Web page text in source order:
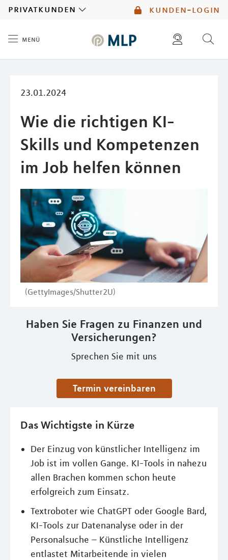
kunden-login
privatkunden
menü
23.01.2024
Wie die richtigen KI-
Skills und Kompetenzen
im Job helfen können
(GettyImages/Shutter2U)
Haben Sie Fragen zu Finanzen und
Versicherungen?
Sprechen Sie mit uns
Termin vereinbaren
Das Wichtigste in Kürze
Der Einzug von künstlicher Intelligenz im
Job ist im vollen Gange. KI-Tools in nahezu
allen Brachen kommen schon heute
erfolgreich zum Einsatz.
Textroboter wie ChatGPT oder Google Bard,
KI-Tools zur Datenanalyse oder in der
Personalsuche – Künstliche Intelligenz
entlastet Mitarbeitende in vielen